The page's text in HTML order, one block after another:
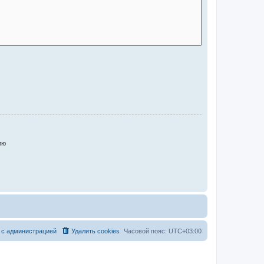
Часовой пояс: UTC+03:00
Удалить cookies
администрацией